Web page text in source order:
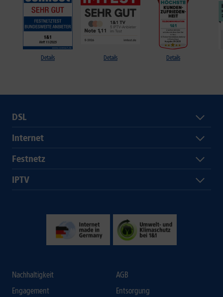
Details Details Details
DSL
Internet
Festnetz
IPTV
Nachhaltigkeit
Engagement
AGB
Entsorgung